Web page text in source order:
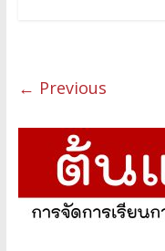
← Previous